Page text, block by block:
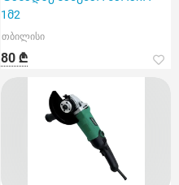
1მ2
თბილისი
80 ₾